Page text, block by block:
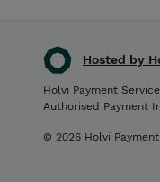
Hosted by
Holvi Payment
Authorised Payment
© 2026 Holvi